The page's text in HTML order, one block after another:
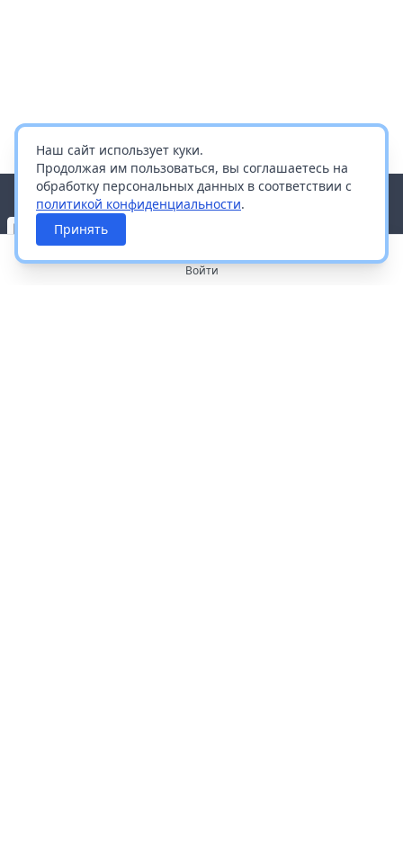
Наш сайт использует куки.
Продолжая им пользоваться, вы соглашаетесь на
обработку персональных данных в соответствии с
политикой конфиденциальности.
Принять
Войти